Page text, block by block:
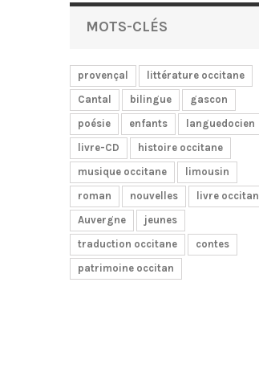
MOTS-CLÉS
provençal
littérature occitane
Cantal
bilingue
gascon
poésie
enfants
languedocien
livre-CD
histoire occitane
musique occitane
limousin
roman
nouvelles
livre occitan
Auvergne
jeunes
traduction occitane
contes
patrimoine occitan